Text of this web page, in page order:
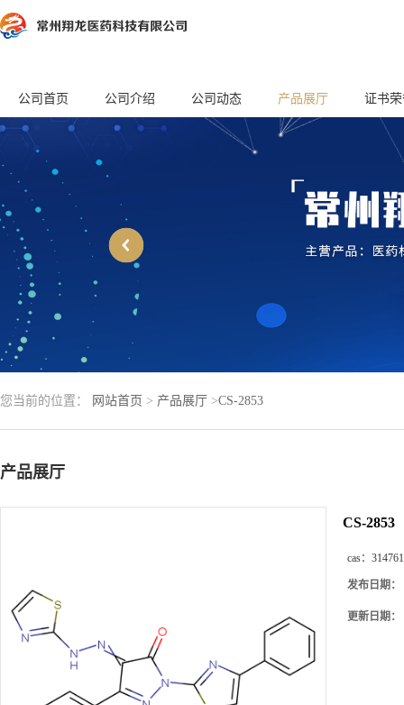
公司首页 公司介绍 公司动态 产品展厅 证书
您当前的位置： 网站首页 > 产品展厅 >CS-2853
产品展厅
CS-2853
cas：
发布日期：
更新日期：